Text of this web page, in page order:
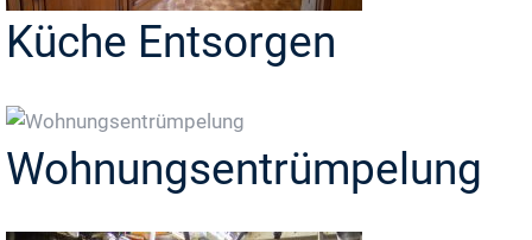
Küche Entsorgen
Wohnungsentrümpelung